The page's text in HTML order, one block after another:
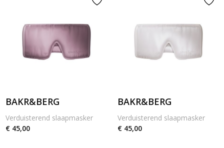
BAKR&BERG
Verduisterend slaapmasker
€ 45,00
BAKR&BERG
Verduisterend slaapmasker
€ 45,00